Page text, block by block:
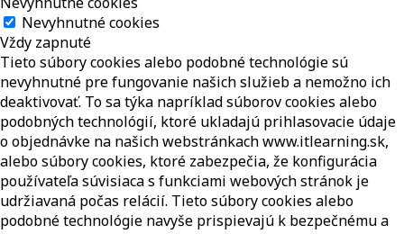
Nevyhnutné cookies
Vždy zapnuté
Tieto súbory cookies alebo podobné technológie sú
nevyhnutné pre fungovanie našich služieb a nemožno ich
deaktivovať. To sa týka napríklad súborov cookies alebo
podobných technológií, ktoré ukladajú prihlasovacie údaje
o objednávke na našich webstránkach www.itlearning.sk,
alebo súbory cookies, ktoré zabezpečia, že konfigurácia
používateľa súvisiaca s funkciami webových stránok je
udržiavaná počas relácií. Tieto súbory cookies alebo
podobné technológie navyše prispievajú k bezpečnému a